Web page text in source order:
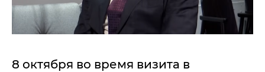
8 октября во время визита в